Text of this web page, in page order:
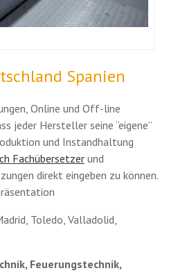
Spanien
Online und Off-line
jeder Hersteller seine “eigene”
und Instandhaltung
Fachübersetzerund
direkt eingeben zu können.
Toledo, Valladolid,
Feuerungstechnik,